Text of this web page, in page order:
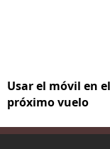
Usar el móvil en
próximo vuelo